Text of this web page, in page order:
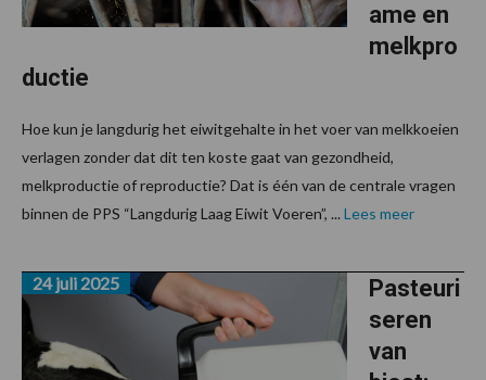
ame en
melkpro
ductie
Hoe kun je langdurig het eiwitgehalte in het voer van melkkoeien
verlagen zonder dat dit ten koste gaat van gezondheid,
melkproductie of reproductie? Dat is één van de centrale vragen
binnen de PPS “Langdurig Laag Eiwit Voeren”, ... Lees meer
Pasteuri
seren
van
24 juli 2025